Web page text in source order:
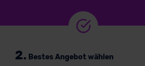
2. Bestes Angebot wählen